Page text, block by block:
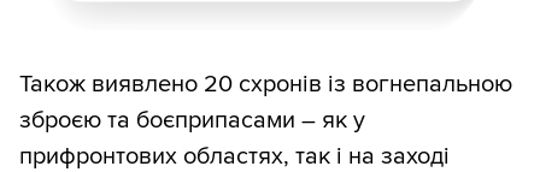
Також виявлено 20 схронів із вогнепальною
зброєю та боєприпасами – як у
прифронтових областях, так і на заході